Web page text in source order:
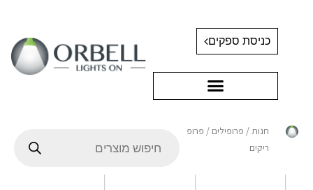
כניסת ספקים
חנות / פרופילים / פרופילים
ריקים